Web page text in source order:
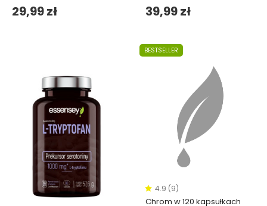
29,99 zł 39,99 zł
BESTSELLER
4.9 (9)
Chrom w 120 kapsułkach